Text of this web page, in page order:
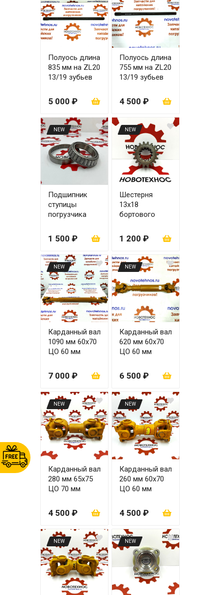
Полуось длина
835 мм на ZL20
13/19 зубьев
5 000 ₽
Полуось длина
755 мм на ZL20
13/19 зубьев
4 500 ₽
NEW
Подшипник
ступицы
погрузчика
1 500 ₽
NEW
Шестерня
13х18
бортового
24Х48 для
моста ZL20
1 200 ₽
NEW
Карданный вал
1090 мм 60х70
ЦО 60 мм
7 000 ₽
NEW
Карданный вал
620 мм 60х70
ЦО 60 мм
6 500 ₽
NEW
Карданный вал
280 мм 65х75
ЦО 70 мм
4 500 ₽
NEW
Карданный вал
260 мм 60х70
ЦО 60 мм
4 500 ₽
NEW NEW